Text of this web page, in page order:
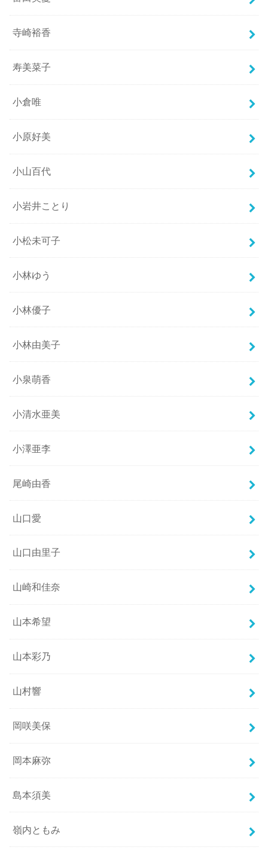
寺崎裕香
寿美菜子
小倉唯
小原好美
小山百代
小岩井ことり
小松未可子
小林ゆう
小林優子
小林由美子
小泉萌香
小清水亜美
小澤亜李
尾崎由香
山口愛
山口由里子
山崎和佳奈
山本希望
山本彩乃
山村響
岡咲美保
岡本麻弥
島本須美
嶺内ともみ